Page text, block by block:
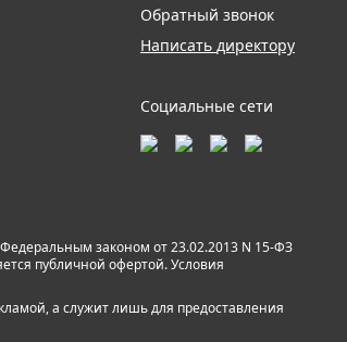
Обратный звонок
Написать директору
Социальные сети
законом от 23.02.2013 N 15-ФЗ
публичной офертой. Условия
а служит лишь для предоставления